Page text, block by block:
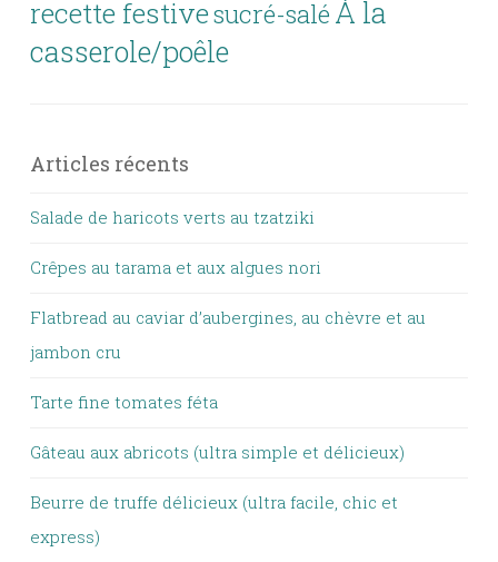
recette festivesucré-salé À la
casserole/poêle
Articles récents
Salade de haricots verts au tzatziki
Crêpes au tarama et aux algues nori
Flatbread au caviar d’aubergines, au chèvre et au
jambon cru
Tarte fine tomates féta
Gâteau aux abricots (ultra simple et délicieux)
Beurre de truffe délicieux (ultra facile, chic et
express)